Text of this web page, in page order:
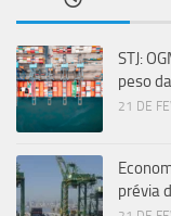
STJ:
peso
21 DE
prévia